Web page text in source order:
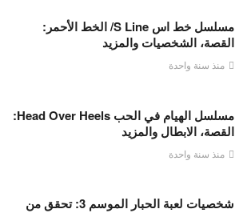
مسلسل خط اس S Line/ الخط الأحمر:
القصة، الشخصيات والمزيد
منذ سنة واحدة
مسلسل الهيام في الحب Head Over Heels:
القصة، الابطال والمزيد
منذ سنة واحدة
شخصيات لعبة الحبار الموسم 3: تحقق من